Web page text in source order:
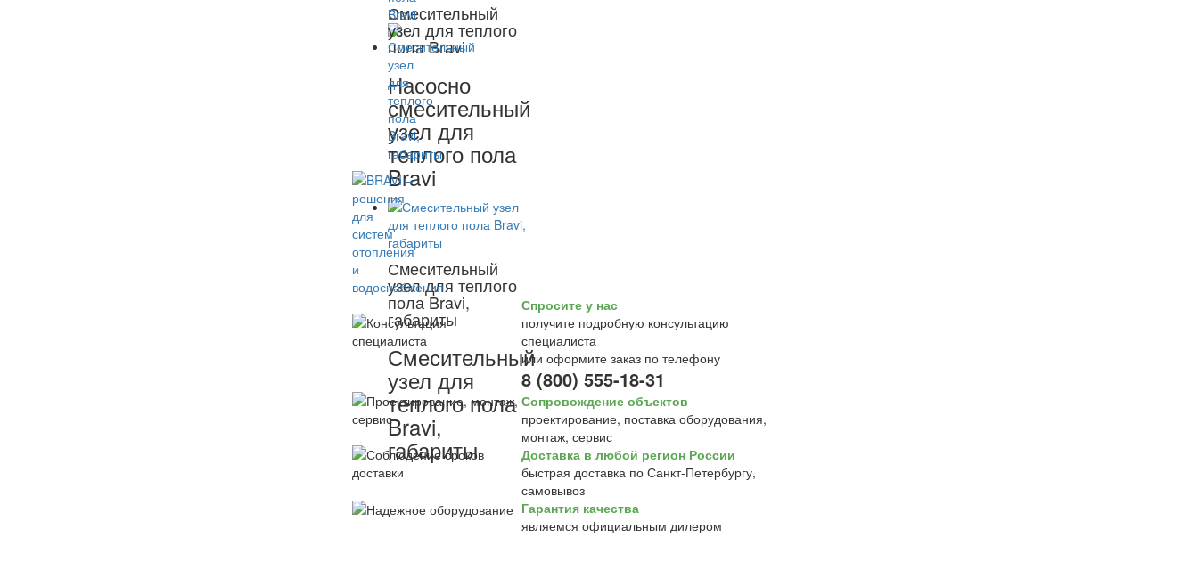
Смесительный
узел для теплого
пола Bravi
Насосно
смесительный
узел для
теплого пола
Bravi
Смесительный
узел для теплого
пола Bravi,
габариты
Смесительный
узел для
теплого пола
Bravi,
габариты
Спросите у нас
получите подробную консультацию
специалиста
или оформите заказ по телефону
8 (800) 555-18-31
Сопровождение объектов
проектирование, поставка оборудования,
монтаж, сервис
Доставка в любой регион России
быстрая доставка по Санкт-Петербургу,
самовывоз
Гарантия качества
являемся официальным дилером